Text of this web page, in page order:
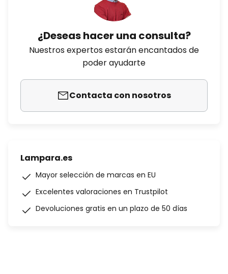
¿Deseas hacer una consulta?
Nuestros expertos estarán encantados de
poder ayudarte
Contacta con nosotros
Lampara.es
Mayor selección de marcas en EU
Excelentes valoraciones en Trustpilot
Devoluciones gratis en un plazo de 50 días